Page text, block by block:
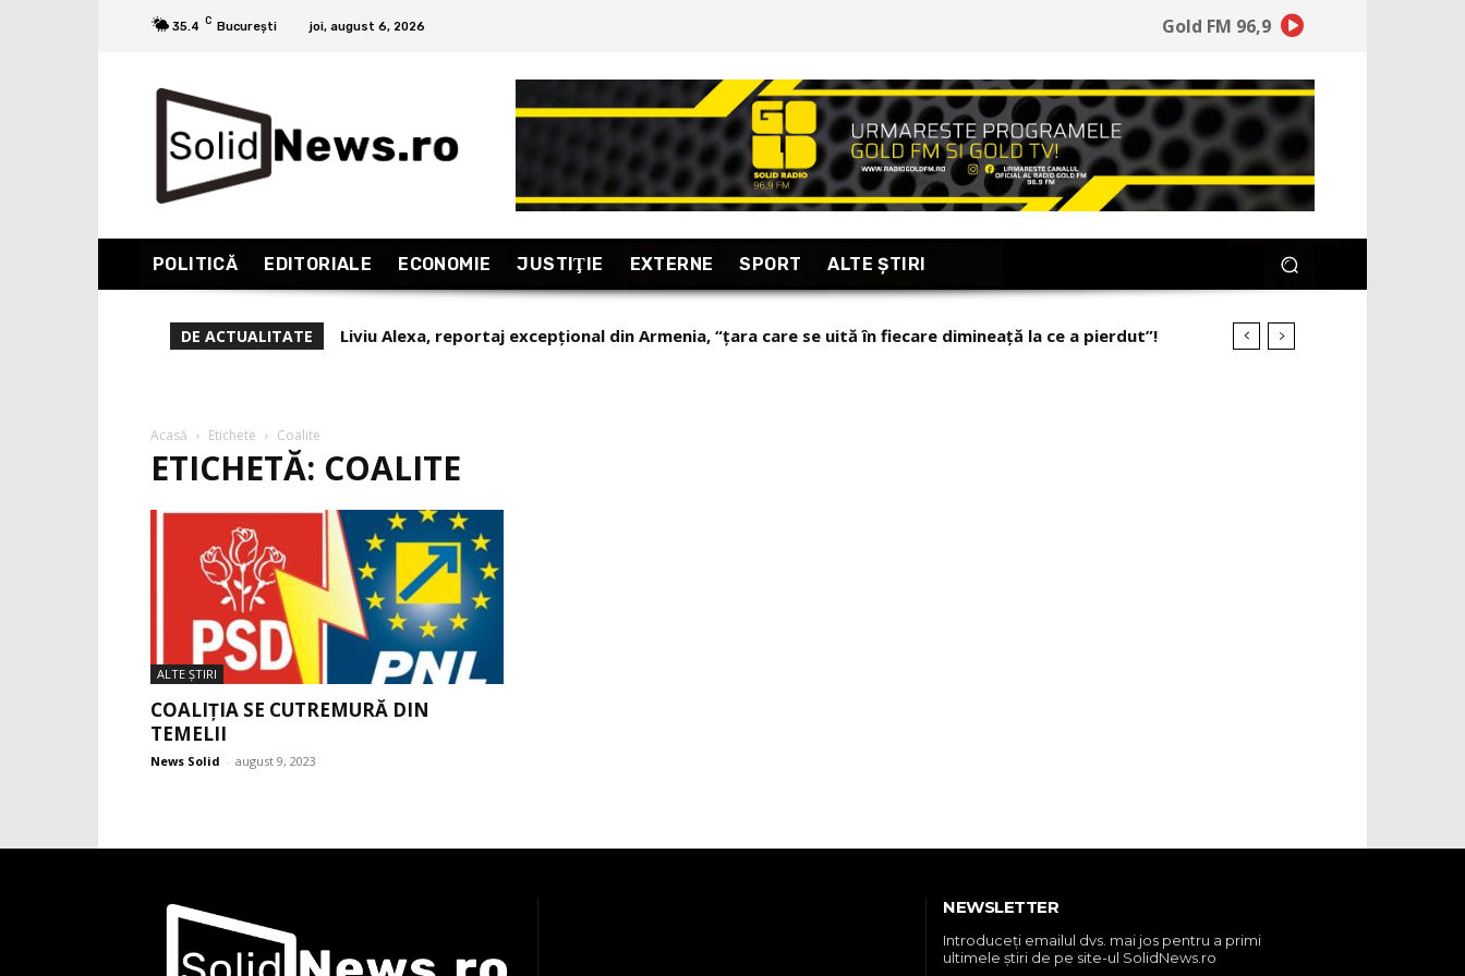
35.4 C București joi, august 6, 2026 Gold FM 96,9
POLITICĂ EDITORIALE ECONOMIE JUSTIŢIE EXTERNE SPORT ALTE ŞTIRI
DE ACTUALITATE
Liviu Alexa, reportaj excepțional din Armenia, “țara care se uită în fiecare dimineață la ce a pierdut”!
Acasă Etichete Coalite
ETICHETĂ: COALITE
ALTE ŞTIRI
COALIȚIA SE CUTREMURĂ DIN
TEMELII
News Solid - august 9, 2023
NEWSLETTER
Introduceţi emailul dvs. mai jos pentru a primi
ultimele ştiri de pe site-ul SolidNews.ro